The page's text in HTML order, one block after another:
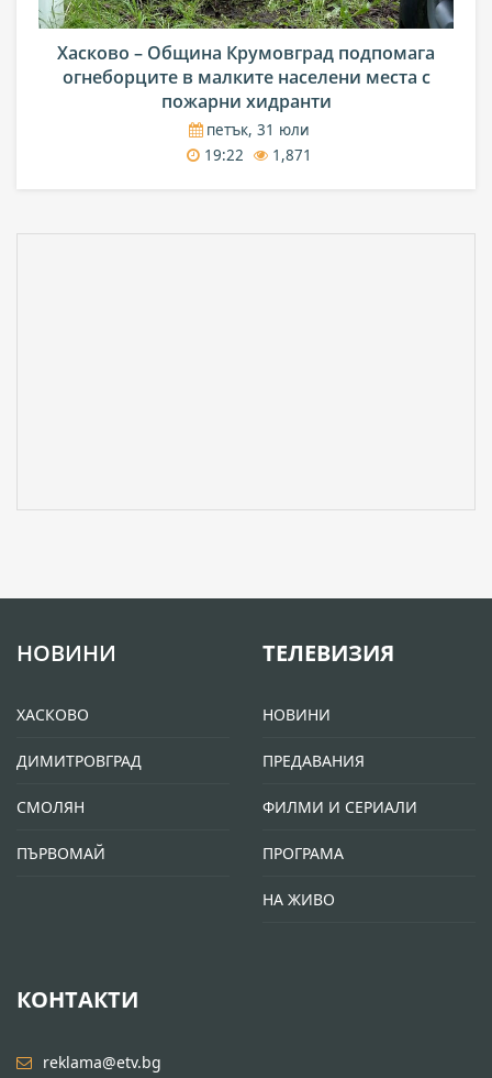
Хасково – Община Крумовград подпомага
огнеборците в малките населени места с
пожарни хидранти
петък, 31 юли
19:22
1,871
НОВИНИ
ХАСКОВО
ДИМИТРОВГРАД
СМОЛЯН
ПЪРВОМАЙ
ТЕЛЕВИЗИЯ
НОВИНИ
ПРЕДАВАНИЯ
ФИЛМИ И СЕРИАЛИ
ПРОГРАМА
НА ЖИВО
КОНТАКТИ
reklama@etv.bg